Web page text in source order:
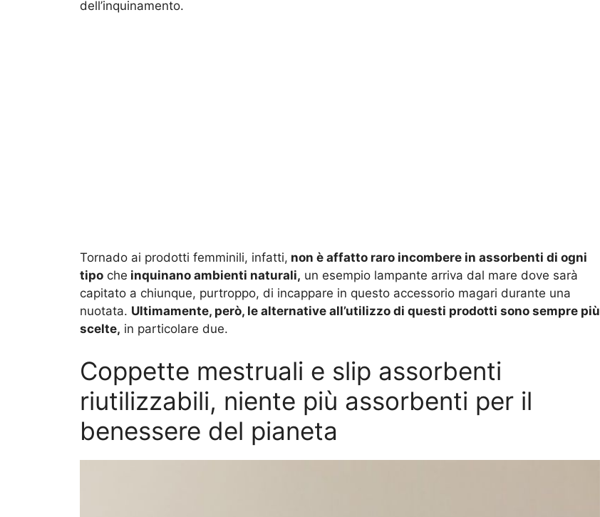
dell’inquinamento.
Tornado ai prodotti femminili, infatti, non è affatto raro incombere in assorbenti di ogni
tipo che inquinano ambienti naturali, un esempio lampante arriva dal mare dove sarà
capitato a chiunque, purtroppo, di incappare in questo accessorio magari durante una
nuotata. Ultimamente, però, le alternative all’utilizzo di questi prodotti sono sempre più
scelte, in particolare due.
Coppette mestruali e slip assorbenti
riutilizzabili, niente più assorbenti per il
benessere del pianeta